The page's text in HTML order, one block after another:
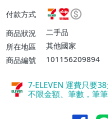
件或消費滿$900
款【單件運費$60
免運費】
付款方式
商品狀況
二手品
所在地區
其他國家
商品編號
101156209894
7-ELEVEN 運費只要38
不限金額、筆數，筆